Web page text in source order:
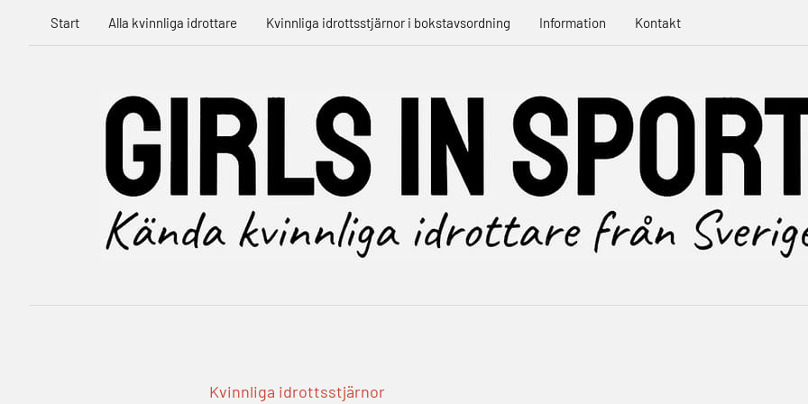
Start Alla kvinnliga idrottare Kvinnliga idrottsstjärnor i bokstavsordning Information Kontakt
Kvinnliga idrottsstjärnor